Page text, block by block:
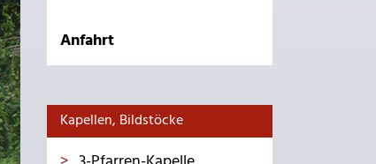
Anfahrt
Kapellen, Bildstöcke